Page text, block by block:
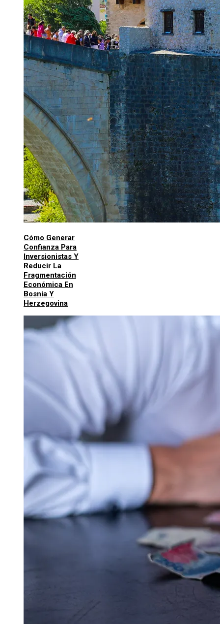
Cómo Generar
Confianza Para
Inversionistas Y
Reducir La
Fragmentación
Económica En
Bosnia Y
Herzegovina